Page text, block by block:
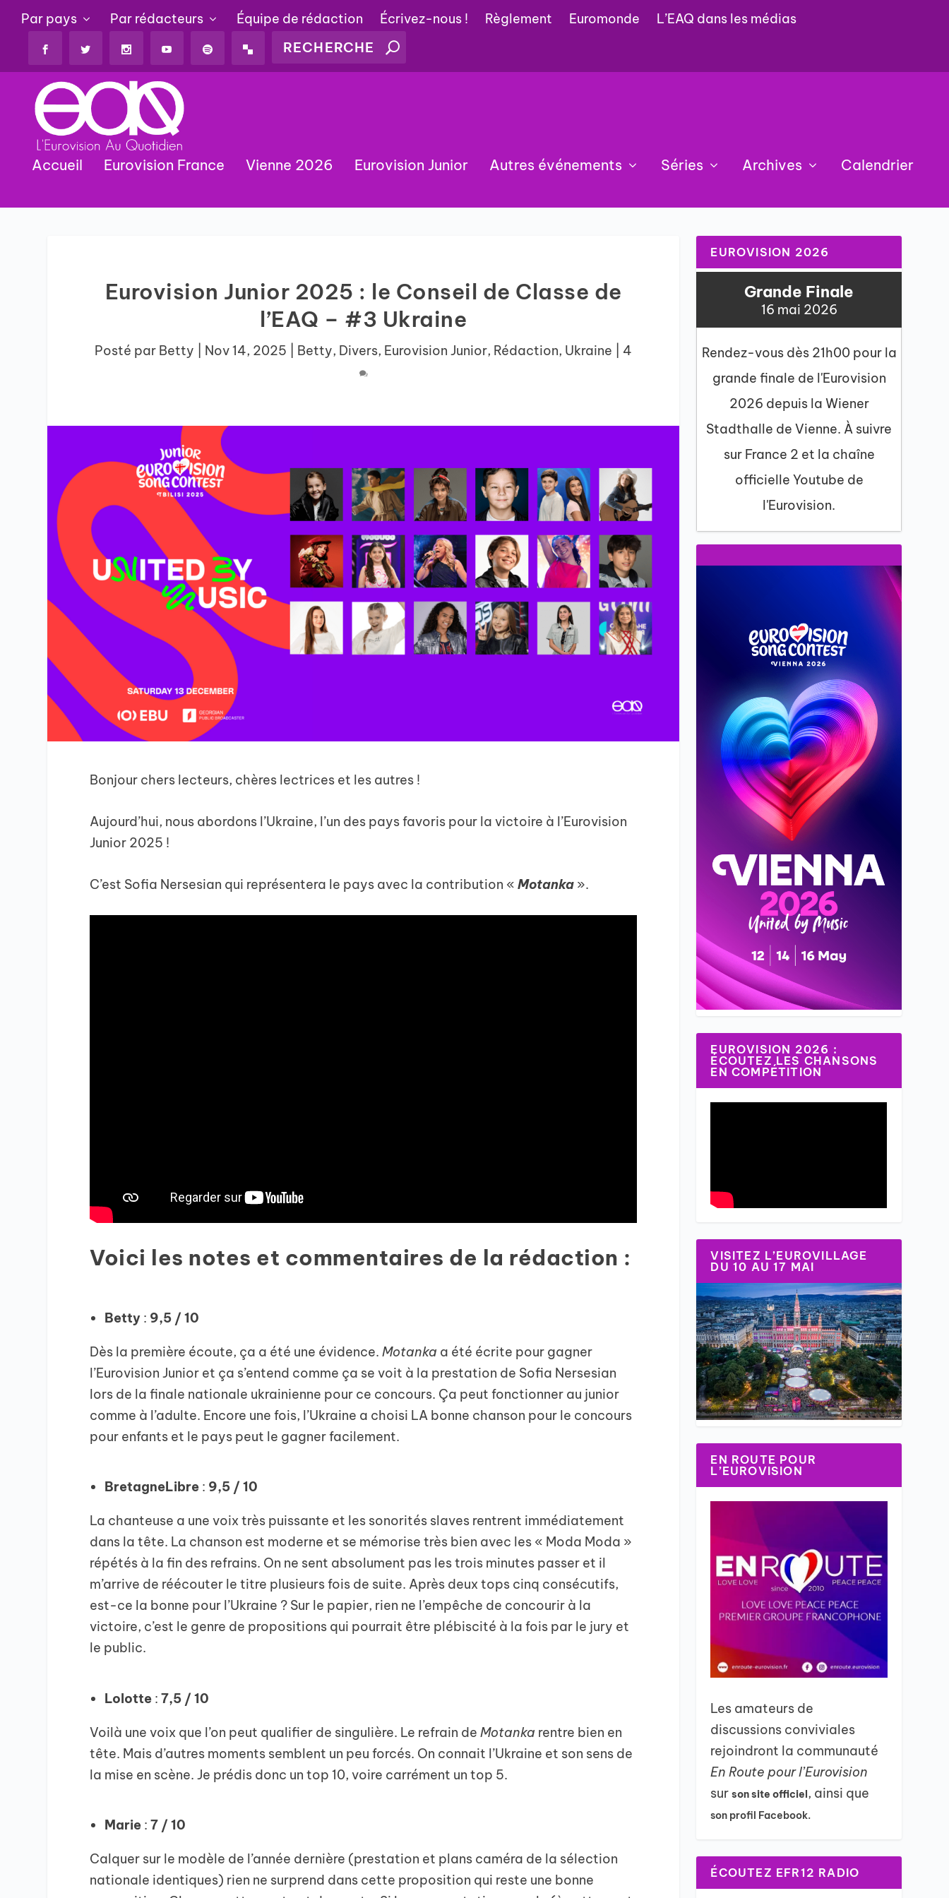
Par pays Par rédacteurs Équipe de rédaction Écrivez-nous ! Règlement Euromonde L’EAQ dans les médias
Accueil Eurovision France Vienne 2026 Eurovision Junior Autres événements Séries Archives Calendrier
Eurovision Junior 2025 : le Conseil de Classe de
l’EAQ – #3 Ukraine
Posté par Betty Nov 14, 2025 Betty, Divers, Eurovision Junior, Rédaction, Ukraine 4
Bonjour chers lecteurs, chères lectrices et les autres !
Aujourd’hui, nous abordons l’Ukraine, l’un des pays favoris pour la victoire à l’Eurovision
Junior 2025 !
C’est Sofia Nersesian qui représentera le pays avec la contribution «Motanka ».
Voici les notes et commentaires de la rédaction :
Betty: 9,5 / 10
Dès la première écoute, ça a été une évidence.Motanka a été écrite pour gagner
l’Eurovision Junior et ça s’entend comme ça se voit à la prestation de Sofia Nersesian
lors de la finale nationale ukrainienne pour ce concours. Ça peut fonctionner au junior
comme à l’adulte. Encore une fois, l’Ukraine a choisi LA bonne chanson pour le concours
pour enfants et le pays peut le gagner facilement.
BretagneLibre: 9,5 / 10
La chanteuse a une voix très puissante et les sonorités slaves rentrent immédiatement
dans la tête. La chanson est moderne et se mémorise très bien avec les « Moda Moda »
répétés à la fin des refrains. On ne sent absolument pas les trois minutes passer et il
m’arrive de réécouter le titre plusieurs fois de suite. Après deux tops cinq consécutifs,
est-ce la bonne pour l’Ukraine ? Sur le papier, rien ne l’empêche de concourir à la
victoire, c’est le genre de propositions qui pourrait être plébiscité à la fois par le jury et
le public.
Lolotte: 7,5 / 10
Voilà une voix que l’on peut qualifier de singulière. Le refrain deMotanka rentre bien en
tête. Mais d’autres moments semblent un peu forcés. On connait l’Ukraine et son sens de
la mise en scène. Je prédis donc un top 10, voire carrément un top 5.
Marie: 7 / 10
Calquer sur le modèle de l’année dernière (prestation et plans caméra de la sélection
nationale identiques) rien ne surprend dans cette proposition qui reste une bonne
EUROVISION 2026
Grande Finale
16 mai 2026
Rendez-vous dès 21h00 pour la
grande finale de l'Eurovision
2026 depuis la Wiener
Stadthalle de Vienne. À suivre
sur France 2 et la chaîne
officielle Youtube de
l'Eurovision.
EUROVISION 2026 :
ÉCOUTEZ LES CHANSONS
EN COMPÉTITION
VISITEZ L’EUROVILLAGE
DU 10 AU 17 MAI
EN ROUTE POUR
L’EUROVISION
Les amateurs de
discussions conviviales
rejoindront la communauté
En Route pour l’Eurovision
surson site officiel, ainsi que
son profil Facebook.
ÉCOUTEZ EFR12 RADIO